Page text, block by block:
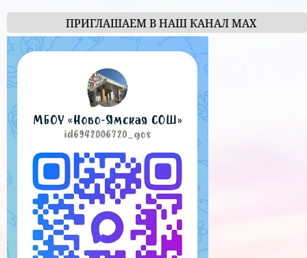
ПРИГЛАШАЕМ В НАШ КАНАЛ МАХ